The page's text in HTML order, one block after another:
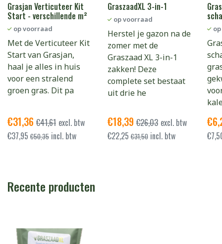
Grasjan Verticuteer Kit
Start - verschillende m²
op voorraad
Met de Verticuteer Kit
Start van Grasjan,
haal je alles in huis
voor een stralend
groen gras. Dit pa
€31,36 €41,61 excl. btw
€37,95 €50,35 incl. btw
GraszaadXL 3-in-1
op voorraad
Herstel je gazon na de
zomer met de
Graszaad XL 3-in-1
zakken! Deze
complete set bestaat
uit drie he
€18,39€26,03 excl. btw
€22,25€31,50 incl. btw
€
€
Recente producten